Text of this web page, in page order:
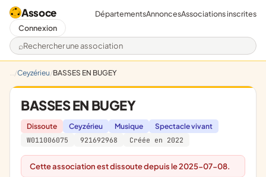
Assoce
Rechercher une association
DépartementsAnnoncesAssociations inscrites
Connexion
Ceyzérieu BASSES EN BUGEY
BASSES EN BUGEY
Dissoute Ceyzérieu Musique
Spectacle vivant
W011006075
921692968 Créée en 2022
Cette association est dissoute depuis le 2025-07-08.